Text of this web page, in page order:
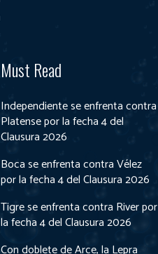
Must Read
Independiente se enfrenta contra
Platense por la fecha 4 del
Clausura 2026
Boca se enfrenta contra Vélez
por la fecha 4 del Clausura 2026
Tigre se enfrenta contra River por
la fecha 4 del Clausura 2026
Con doblete de Arce, la Lepra